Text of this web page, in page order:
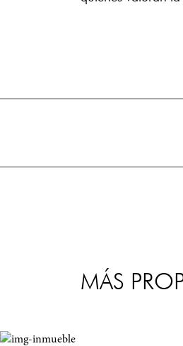
MÁS